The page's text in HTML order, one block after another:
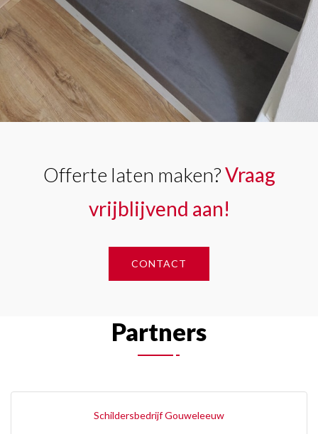
Offerte laten maken?Vraag
vrijblijvend aan!
CONTACT
Partners
Schildersbedrijf Gouweleeuw